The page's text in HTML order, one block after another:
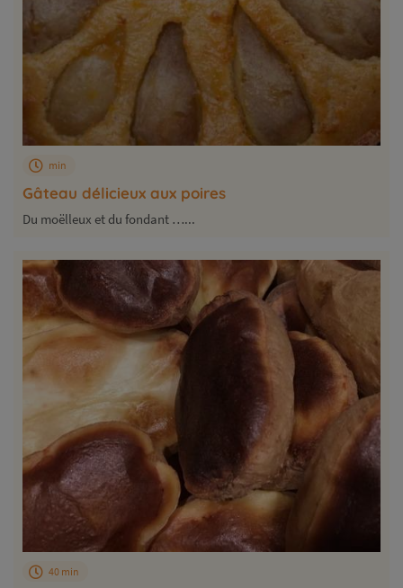
Gâteau délicieux aux poires
min
Du moëlleux et du fondant …...
40 min